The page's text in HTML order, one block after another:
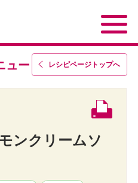
レシピページトップへ
ュー
ンクリームソ